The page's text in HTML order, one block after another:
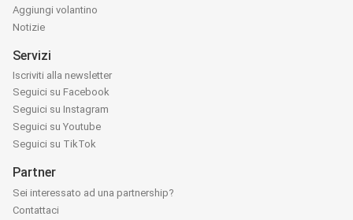
Aggiungi volantino
Notizie
Servizi
Iscriviti alla newsletter
Seguici su Facebook
Seguici su Instagram
Seguici su Youtube
Seguici su TikTok
Partner
Sei interessato ad una partnership?
Contattaci